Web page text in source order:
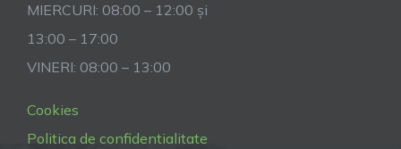
MIERCURI: 08:00 – 12:00 și
13:00 – 17:00
VINERI: 08:00 – 13:00
Cookies
Politica de confidentialitate